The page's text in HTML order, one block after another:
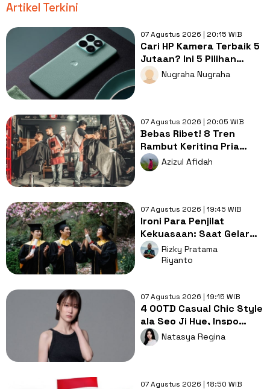
Artikel Terkini
07 Agustus 2026 | 20:15 WIB
Cari HP Kamera Terbaik 5
Jutaan? Ini 5 Pilihan
dengan Foto Paling Tajam
Nugraha Nugraha
07 Agustus 2026 | 20:05 WIB
Bebas Ribet! 8 Tren
Rambut Keriting Pria
untuk Wajah Kotak yang
Gampang Ditata
Azizul Afidah
07 Agustus 2026 | 19:45 WIB
Ironi Para Penjilat
Kekuasaan: Saat Gelar
Akademis Kalah oleh
Mental ABS
Rizky Pratama
Riyanto
07 Agustus 2026 | 19:15 WIB
4 OOTD Casual Chic Style
ala Seo Ji Hye, Inspo
Gaya Ngampus Sampai
Ngantor!
Natasya Regina
07 Agustus 2026 | 18:50 WIB